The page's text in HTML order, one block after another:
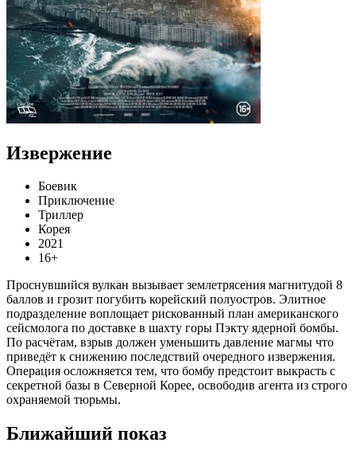
Извержение
Боевик
Приключение
Триллер
Корея
2021
16+
Проснувшийся вулкан вызывает землетрясения магнитудой 8
баллов и грозит погубить корейский полуостров. Элитное
подразделение воплощает рискованный план американского
сейсмолога по доставке в шахту горы Пэкту ядерной бомбы.
По расчётам, взрыв должен уменьшить давление магмы что
приведёт к снижению последствий очередного извержения.
Операция осложняется тем, что бомбу предстоит выкрасть с
секретной базы в Северной Корее, освободив агента из строго
охраняемой тюрьмы.
Ближайший показ